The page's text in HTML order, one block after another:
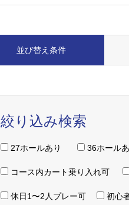
並び替え条件
絞り込み検索
27ホールあり 36ホール
コース内カート乗り入れ可
休日1〜2人プレー可 初心